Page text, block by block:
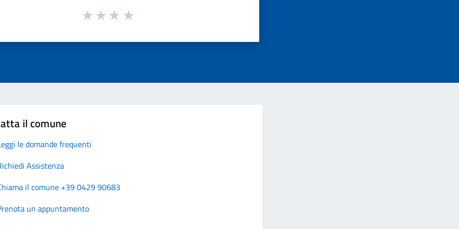
il comune
le domande frequenti
Assistenza
il comune +39 0429 90683
un appuntamento